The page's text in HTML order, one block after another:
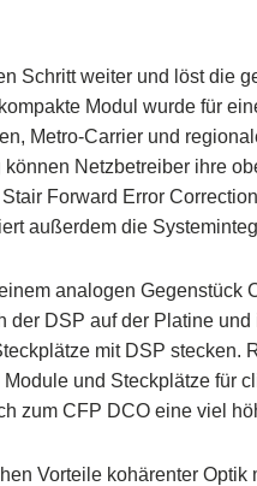
Schritt weiter und löst die
Modul wurde für
Metro-Carrier und
Netzbetreiber ihre
Forward Error
außerdem die
analogen
der DSP auf der Platine
mit DSP
und Steckplätze für
zum CFP DCO eine viel
Vorteile kohärenter